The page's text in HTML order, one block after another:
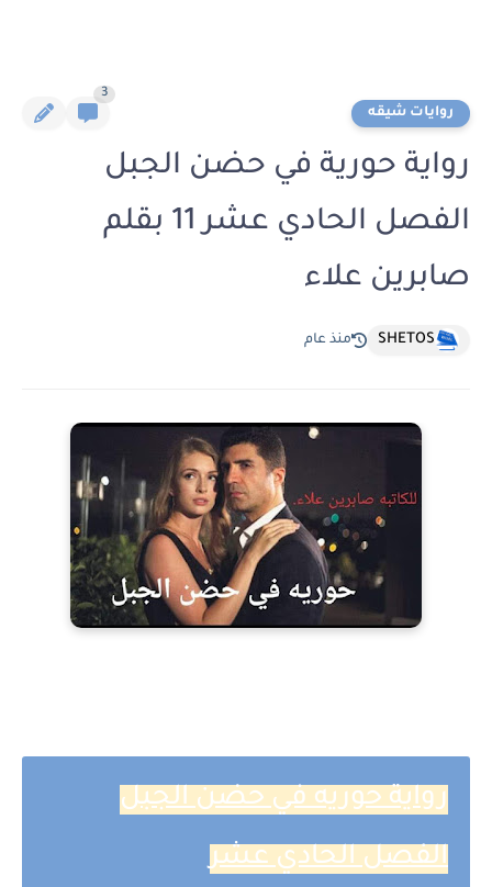
روايات شيقه
3
رواية حورية في حضن الجبل
الفصل الحادي عشر 11 بقلم
صابرين علاء
SHETOS منذ عام
رواية حوريه في حضن الجبل
الفصل الحادي عشر